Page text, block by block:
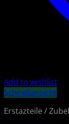
Add to wishlist
Schnellansicht
Erstazteile /